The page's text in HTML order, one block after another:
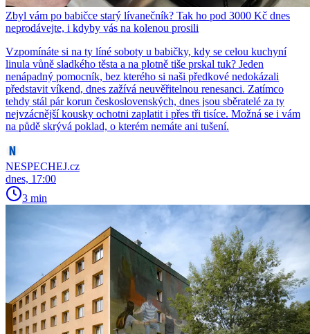
Zbyl vám po babičce starý lívanečník? Tak ho pod 3000 Kč dnes
neprodávejte, i kdyby vás na kolenou prosili
Vzpomínáte si na ty líné soboty u babičky, kdy se celou kuchyní
linula vůně sladkého těsta a na plotně tiše prskal tuk? Jeden
nenápadný pomocník, bez kterého si naši předkové nedokázali
představit víkend, dnes zažívá neuvěřitelnou renesanci. Zatímco
tehdy stál pár korun československých, dnes jsou sběratelé za ty
nejvzácnější kousky ochotni zaplatit i přes tři tisíce. Možná se i vám
na půdě skrývá poklad, o kterém nemáte ani tušení.
NESPECHEJ.cz
dnes, 17:00
3 min